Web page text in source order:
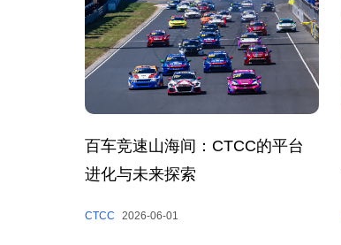
百车竞速山海间：CTCC的平台
进化与未来探索
CTCC 2026-06-01